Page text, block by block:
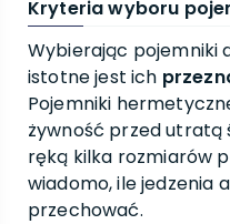
Kryteria wyboru
Wybierając pojemniki
istotne jest ich
Pojemniki
żywność przed utratą
ręką kilka rozmiarów
wiadomo, ile jedzenia
przechować.